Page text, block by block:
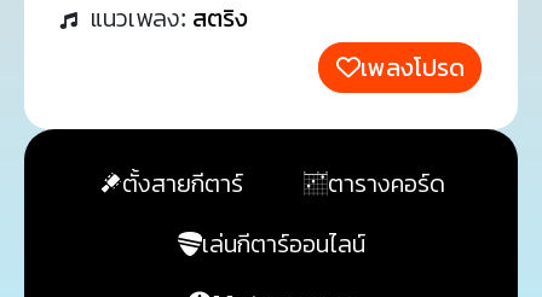
แนวเพลง: สตริง
เพลงโปรด
ตั้งสายกีตาร์
ตารางคอร์ด
เล่นกีตาร์ออนไลน์